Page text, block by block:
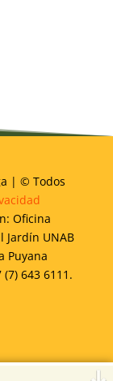
| © Todos
Oficina
Jardín UNAB
Puyana
643 6111.